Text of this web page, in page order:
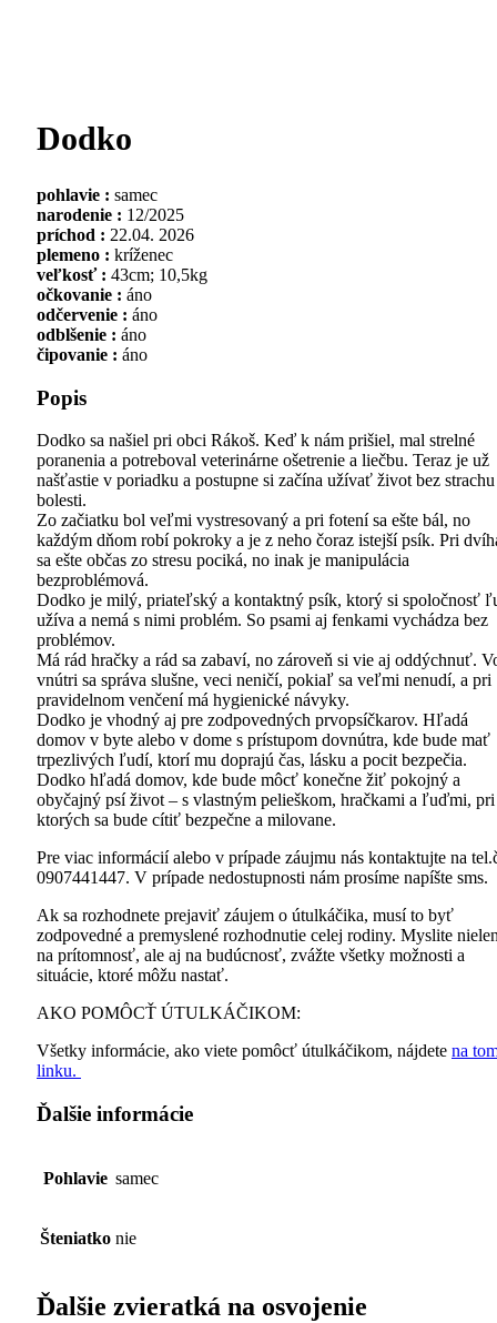
Dodko
pohlavie : samec
narodenie : 12/2025
príchod : 22.04. 2026
plemeno : kríženec
veľkosť : 43cm; 10,5kg
očkovanie : áno
odčervenie : áno
odblšenie : áno
čipovanie : áno
Popis
Dodko sa našiel pri obci Rákoš. Keď k nám prišiel, mal strelné
poranenia a potreboval veterinárne ošetrenie a liečbu. Teraz je už
našťastie v poriadku a postupne si začína užívať život bez strachu
bolesti.
Zo začiatku bol veľmi vystresovaný a pri fotení sa ešte bál, no
každým dňom robí pokroky a je z neho čoraz istejší psík. Pri
sa ešte občas zo stresu pociká, no inak je manipulácia
bezproblémová.
Dodko je milý, priateľský a kontaktný psík, ktorý si spoločnosť
užíva a nemá s nimi problém. So psami aj fenkami vychádza bez
problémov.
Má rád hračky a rád sa zabaví, no zároveň si vie aj oddýchnuť.
vnútri sa správa slušne, veci neničí, pokiaľ sa veľmi nenudí, a pri
pravidelnom venčení má hygienické návyky.
Dodko je vhodný aj pre zodpovedných prvopsíčkarov. Hľadá
domov v byte alebo v dome s prístupom dovnútra, kde bude mať
trpezlivých ľudí, ktorí mu doprajú čas, lásku a pocit bezpečia.
Dodko hľadá domov, kde bude môcť konečne žiť pokojný a
obyčajný psí život – s vlastným pelieškom, hračkami a ľuďmi, pri
ktorých sa bude cítiť bezpečne a milovane.
Pre viac informácií alebo v prípade záujmu nás kontaktujte na
0907441447. V prípade nedostupnosti nám prosíme napíšte sms.
Ak sa rozhodnete prejaviť záujem o útulkáčika, musí to byť
zodpovedné a premyslené rozhodnutie celej rodiny. Myslite
na prítomnosť, ale aj na budúcnosť, zvážte všetky možnosti a
situácie, ktoré môžu nastať.
AKO POMÔCŤ ÚTULKÁČIKOM:
Všetky informácie, ako viete pomôcť útulkáčikom, nájdete na
linku.
Ďalšie informácie
Pohlavie samec
Šteniatko nie
Ďalšie zvieratká na osvojenie